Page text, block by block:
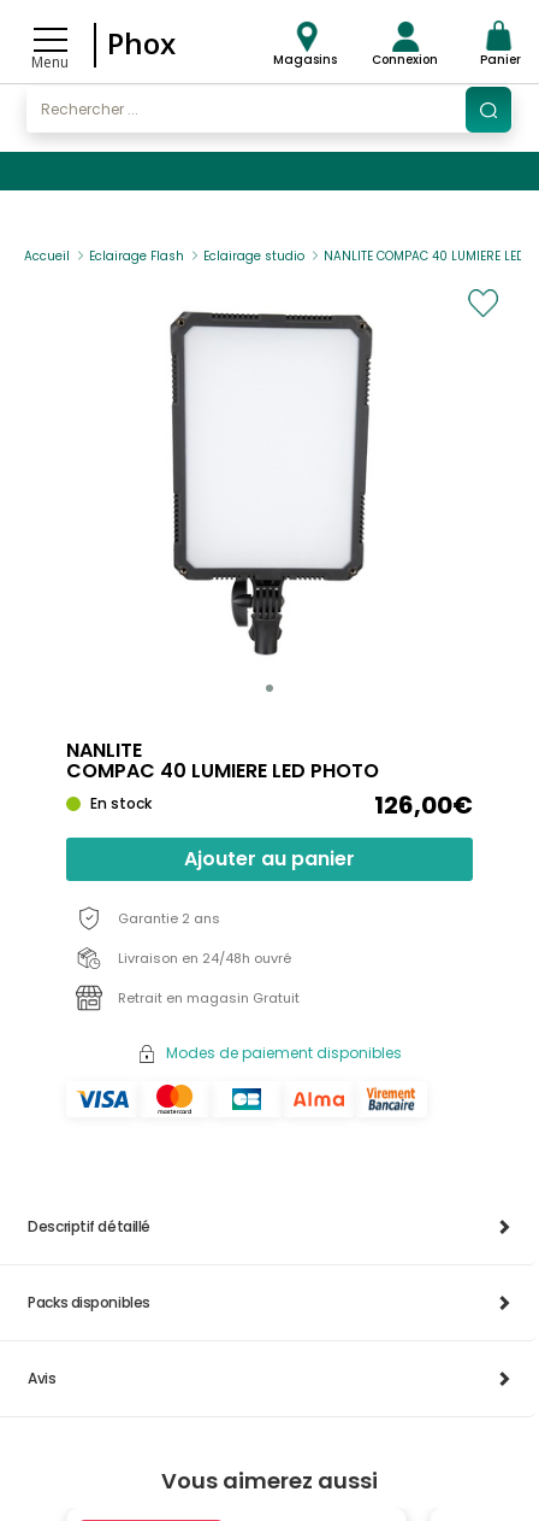
Menu
Phox Magasins Connexion Panier
Accueil Eclairage Flash Eclairage studio NANLITE COMPAC 40 LUMIERE LED
NANLITE
COMPAC 40 LUMIERE LED PHOTO
En stock 126,00€
Ajouter au panier
Garantie 2 ans
Livraison en 24/48h ouvré
Retrait en magasin Gratuit
Modes de paiement disponibles
Descriptif détaillé
Packs disponibles
Avis
Vous aimerez aussi